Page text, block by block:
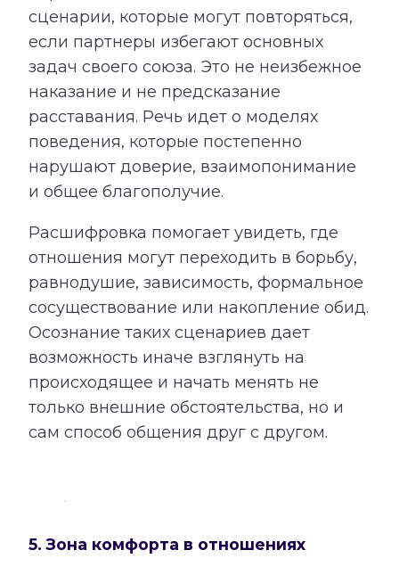
сценарии, которые могут повторяться,
если партнеры избегают основных
задач своего союза. Это не неизбежное
наказание и не предсказание
расставания. Речь идет о моделях
поведения, которые постепенно
нарушают доверие, взаимопонимание
и общее благополучие.
Расшифровка помогает увидеть, где
отношения могут переходить в борьбу,
равнодушие, зависимость, формальное
сосуществование или накопление обид.
Осознание таких сценариев дает
возможность иначе взглянуть на
происходящее и начать менять не
только внешние обстоятельства, но и
сам способ общения друг с другом.
5. Зона комфорта в отношениях